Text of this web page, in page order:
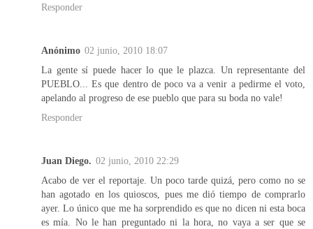
Responder
Anónimo 02 junio, 2010 18:07
La gente sí puede hacer lo que le plazca. Un representante del
PUEBLO... Es que dentro de poco va a venir a pedirme el voto,
apelando al progreso de ese pueblo que para su boda no vale!
Responder
Juan Diego. 02 junio, 2010 22:29
Acabo de ver el reportaje. Un poco tarde quizá, pero como no se
han agotado en los quioscos, pues me dió tiempo de comprarlo
ayer. Lo único que me ha sorprendido es que no dicen ni esta boca
es mía. No le han preguntado ni la hora, no vaya a ser que se